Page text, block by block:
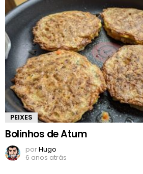
PEIXES
Bolinhos de Atum
porHugo
6 anos atrás